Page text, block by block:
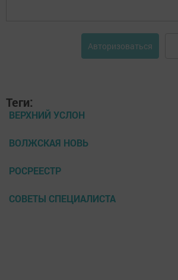
Авторизоваться
Теги:
ВЕРХНИЙ УСЛОН
ВОЛЖСКАЯ НОВЬ
РОСРЕЕСТР
СОВЕТЫ СПЕЦИАЛИСТА